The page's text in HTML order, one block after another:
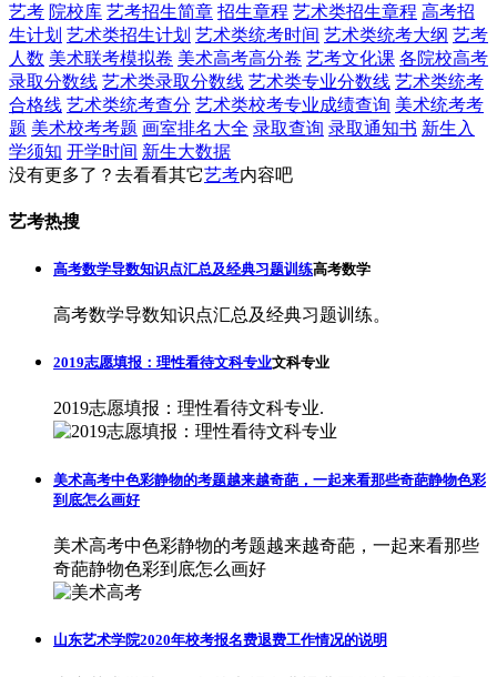
艺考 院校库 艺考招生简章 招生章程 艺术类招生章程 高考招
生计划 艺术类招生计划 艺术类统考时间 艺术类统考大纲 艺考
人数 美术联考模拟卷 美术高考高分卷 艺考文化课 各院校高考
录取分数线 艺术类录取分数线 艺术类专业分数线 艺术类统考
合格线 艺术类统考查分 艺术类校考专业成绩查询 美术统考考
题 美术校考考题 画室排名大全 录取查询 录取通知书 新生入
学须知 开学时间 新生大数据
没有更多了？去看看其它艺考内容吧
艺考热搜
高考数学导数知识点汇总及经典习题训练高考数学
高考数学导数知识点汇总及经典习题训练。
2019志愿填报：理性看待文科专业文科专业
2019志愿填报：理性看待文科专业.
美术高考中色彩静物的考题越来越奇葩，一起来看那些奇葩静物色彩
到底怎么画好
美术高考中色彩静物的考题越来越奇葩，一起来看那些
奇葩静物色彩到底怎么画好
山东艺术学院2020年校考报名费退费工作情况的说明